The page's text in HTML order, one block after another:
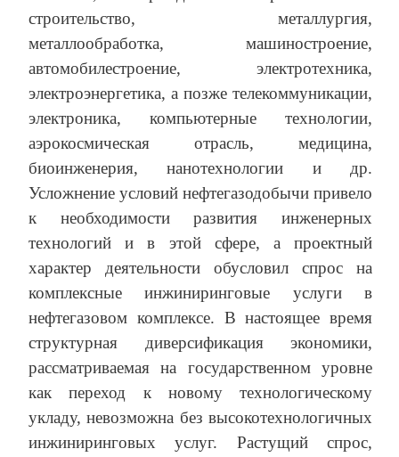
строительство, металлургия,
металлообработка, машиностроение,
автомобилестроение, электротехника,
электроэнергетика, а позже телекоммуникации,
электроника, компьютерные технологии,
аэрокосмическая отрасль, медицина,
биоинженерия, нанотехнологии и др.
Усложнение условий нефтегазодобычи привело
к необходимости развития инженерных
технологий и в этой сфере, а проектный
характер деятельности обусловил спрос на
комплексные инжиниринговые услуги в
нефтегазовом комплексе. В настоящее время
структурная диверсификация экономики,
рассматриваемая на государственном уровне
как переход к новому технологическому
укладу, невозможна без высокотехнологичных
инжиниринговых услуг. Растущий спрос,